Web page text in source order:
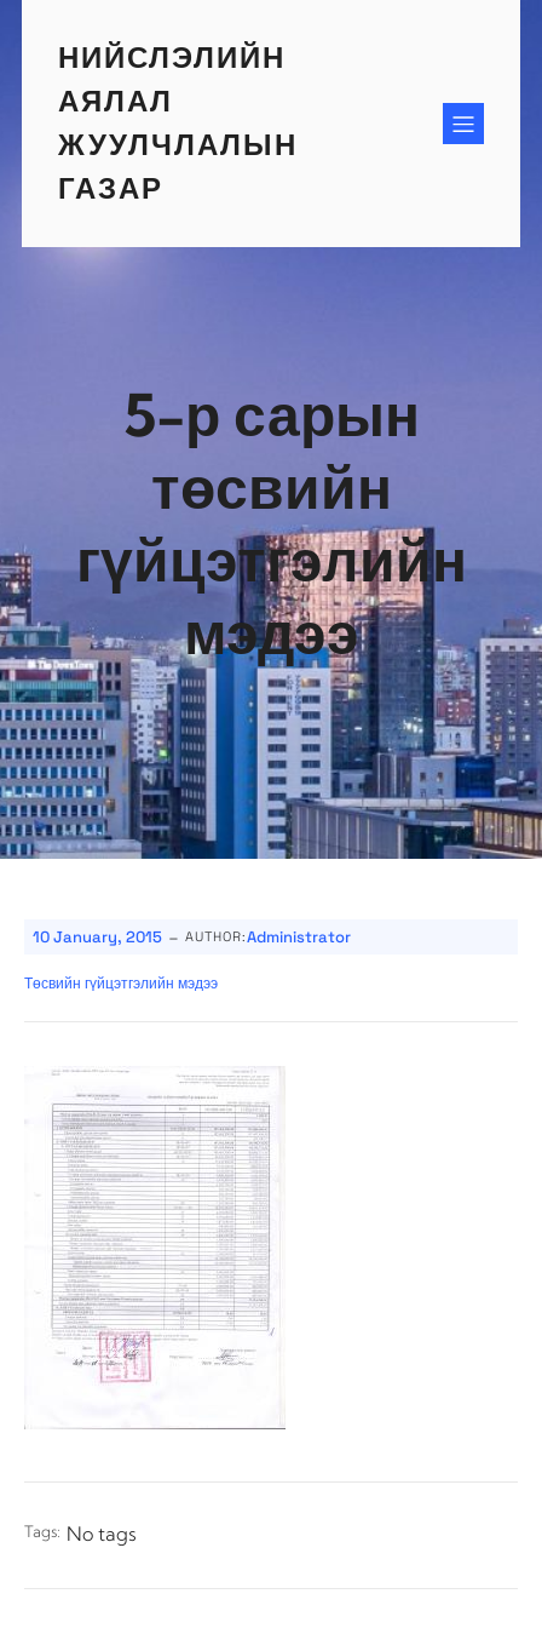
contentНИЙСЛЭЛИЙН
АЯЛАЛ
ЖУУЛЧЛАЛЫН
ГАЗАР
5-р сарын
төсвийн
гүйцэтгэлийн
мэдээ
10 January, 2015 - AUTHOR:Administrator
Төсвийн гүйцэтгэлийн мэдээ
Tags: No tags